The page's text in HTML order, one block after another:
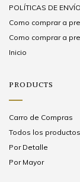
POLÍTICAS DE
Como comprar a
Como comprar a
Inicio
PRODUCTS
Carro de Compras
Todos los productos
Por Detalle
Por Mayor